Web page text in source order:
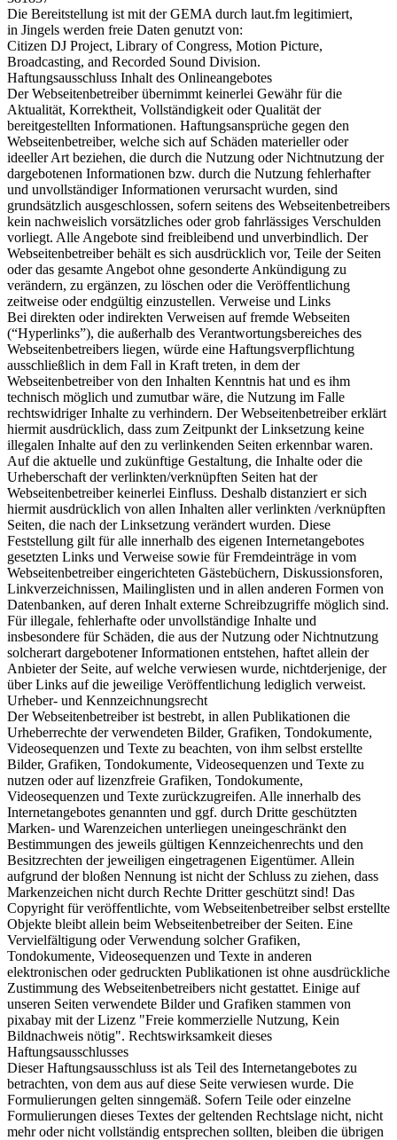
Die Bereitstellung ist mit der GEMA durch laut.fm legitimiert,
in Jingels werden freie Daten genutzt von:
Citizen DJ Project, Library of Congress, Motion Picture,
Broadcasting, and Recorded Sound Division.
Haftungsausschluss Inhalt des Onlineangebotes
Der Webseitenbetreiber übernimmt keinerlei Gewähr für die
Aktualität, Korrektheit, Vollständigkeit oder Qualität der
bereitgestellten Informationen. Haftungsansprüche gegen den
Webseitenbetreiber, welche sich auf Schäden materieller oder
ideeller Art beziehen, die durch die Nutzung oder Nichtnutzung der
dargebotenen Informationen bzw. durch die Nutzung fehlerhafter
und unvollständiger Informationen verursacht wurden, sind
grundsätzlich ausgeschlossen, sofern seitens des Webseitenbetreibers
kein nachweislich vorsätzliches oder grob fahrlässiges Verschulden
vorliegt. Alle Angebote sind freibleibend und unverbindlich. Der
Webseitenbetreiber behält es sich ausdrücklich vor, Teile der Seiten
oder das gesamte Angebot ohne gesonderte Ankündigung zu
verändern, zu ergänzen, zu löschen oder die Veröffentlichung
zeitweise oder endgültig einzustellen. Verweise und Links
Bei direkten oder indirekten Verweisen auf fremde Webseiten
(“Hyperlinks”), die außerhalb des Verantwortungsbereiches des
Webseitenbetreibers liegen, würde eine Haftungsverpflichtung
ausschließlich in dem Fall in Kraft treten, in dem der
Webseitenbetreiber von den Inhalten Kenntnis hat und es ihm
technisch möglich und zumutbar wäre, die Nutzung im Falle
rechtswidriger Inhalte zu verhindern. Der Webseitenbetreiber erklärt
hiermit ausdrücklich, dass zum Zeitpunkt der Linksetzung keine
illegalen Inhalte auf den zu verlinkenden Seiten erkennbar waren.
Auf die aktuelle und zukünftige Gestaltung, die Inhalte oder die
Urheberschaft der verlinkten/verknüpften Seiten hat der
Webseitenbetreiber keinerlei Einfluss. Deshalb distanziert er sich
hiermit ausdrücklich von allen Inhalten aller verlinkten /verknüpften
Seiten, die nach der Linksetzung verändert wurden. Diese
Feststellung gilt für alle innerhalb des eigenen Internetangebotes
gesetzten Links und Verweise sowie für Fremdeinträge in vom
Webseitenbetreiber eingerichteten Gästebüchern, Diskussionsforen,
Linkverzeichnissen, Mailinglisten und in allen anderen Formen von
Datenbanken, auf deren Inhalt externe Schreibzugriffe möglich sind.
Für illegale, fehlerhafte oder unvollständige Inhalte und
insbesondere für Schäden, die aus der Nutzung oder Nichtnutzung
solcherart dargebotener Informationen entstehen, haftet allein der
Anbieter der Seite, auf welche verwiesen wurde, nichtderjenige, der
über Links auf die jeweilige Veröffentlichung lediglich verweist.
Urheber- und Kennzeichnungsrecht
Der Webseitenbetreiber ist bestrebt, in allen Publikationen die
Urheberrechte der verwendeten Bilder, Grafiken, Tondokumente,
Videosequenzen und Texte zu beachten, von ihm selbst erstellte
Bilder, Grafiken, Tondokumente, Videosequenzen und Texte zu
nutzen oder auf lizenzfreie Grafiken, Tondokumente,
Videosequenzen und Texte zurückzugreifen. Alle innerhalb des
Internetangebotes genannten und ggf. durch Dritte geschützten
Marken- und Warenzeichen unterliegen uneingeschränkt den
Bestimmungen des jeweils gültigen Kennzeichenrechts und den
Besitzrechten der jeweiligen eingetragenen Eigentümer. Allein
aufgrund der bloßen Nennung ist nicht der Schluss zu ziehen, dass
Markenzeichen nicht durch Rechte Dritter geschützt sind! Das
Copyright für veröffentlichte, vom Webseitenbetreiber selbst erstellte
Objekte bleibt allein beim Webseitenbetreiber der Seiten. Eine
Vervielfältigung oder Verwendung solcher Grafiken,
Tondokumente, Videosequenzen und Texte in anderen
elektronischen oder gedruckten Publikationen ist ohne ausdrückliche
Zustimmung des Webseitenbetreibers nicht gestattet. Einige auf
unseren Seiten verwendete Bilder und Grafiken stammen von
pixabay mit der Lizenz "Freie kommerzielle Nutzung, Kein
Bildnachweis nötig". Rechtswirksamkeit dieses
Haftungsausschlusses
Dieser Haftungsausschluss ist als Teil des Internetangebotes zu
betrachten, von dem aus auf diese Seite verwiesen wurde. Die
Formulierungen gelten sinngemäß. Sofern Teile oder einzelne
Formulierungen dieses Textes der geltenden Rechtslage nicht, nicht
mehr oder nicht vollständig entsprechen sollten, bleiben die übrigen